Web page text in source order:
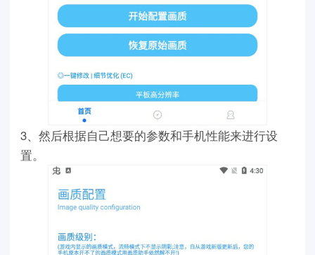
3、然后根据自己想要的参数和手机性能来进行设
置。